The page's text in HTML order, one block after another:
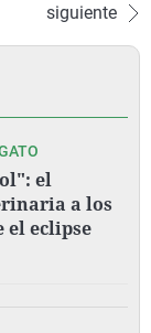
siguiente
el
a los
el eclipse